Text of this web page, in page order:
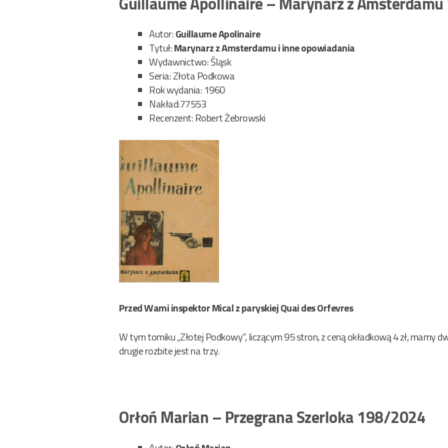
Autor:Guillaume Apolinaire
Tytuł:Marynarz z Amsterdamu i inne opowiadania
Wydawnictwo: Śląsk
Seria: Złota Podkowa
Rok wydania: 1960
Nakład:77553
Recenzent: Robert Żebrowski
Przed Wami inspektor Mical z paryskiej Quai des Orfevres
W tym tomiku „Złotej Podkowy”, liczącym 95 stron, z ceną okładkową 4 zł, mamy
drugie rozbite jest na trzy.
Orłoń Marian – Przegrana Szerloka 198/2024